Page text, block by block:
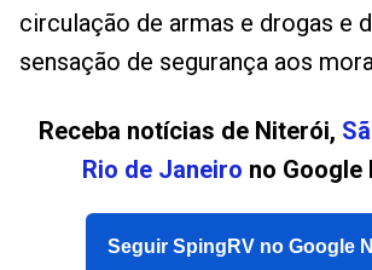
circulação de armas e drogas e
sensação de segurança aos
Receba notícias de Niterói,
Rio de Janeiro no Google
Seguir SpingRV no Google